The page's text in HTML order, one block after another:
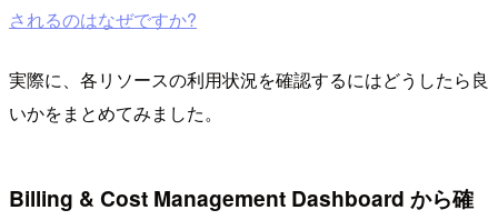
されるのはなぜですか?
実際に、各リソースの利用状況を確認するにはどうしたら良
いかをまとめてみました。
Billing & Cost Management Dashboard から確